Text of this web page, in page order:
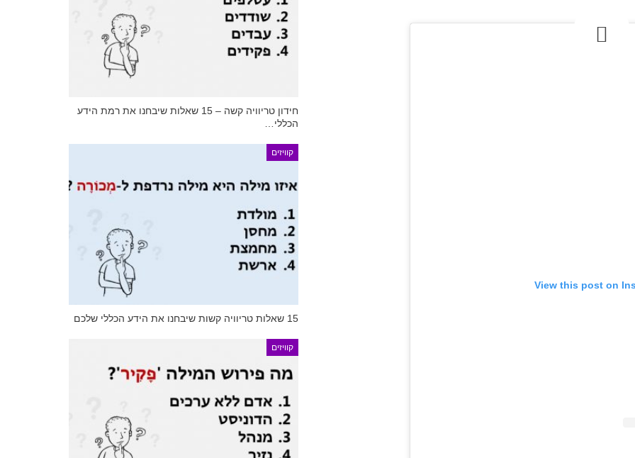
View this post on
חידון טריוויה קשה – 15 שאלות שיבחנו את רמת הידע
הכללי…
קוויזים
15 שאלות טריוויה קשות שיבחנו את הידע הכללי שלכם
קוויזים